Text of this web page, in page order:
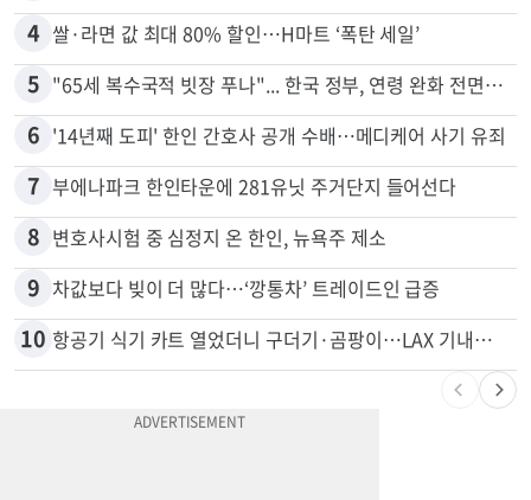
4 쌀·라면 값 최대 80% 할인…H마트 ‘폭탄 세일’
5 "65세 복수국적 빗장 푸나"... 한국 정부, 연령 완화 전면 추진
6 '14년째 도피' 한인 간호사 공개 수배…메디케어 사기 유죄
7 부에나파크 한인타운에 281유닛 주거단지 들어선다
8 변호사시험 중 심정지 온 한인, 뉴욕주 제소
9 차값보다 빚이 더 많다…‘깡통차’ 트레이드인 급증
10 항공기 식기 카트 열었더니 구더기·곰팡이…LAX 기내식 업체 논란